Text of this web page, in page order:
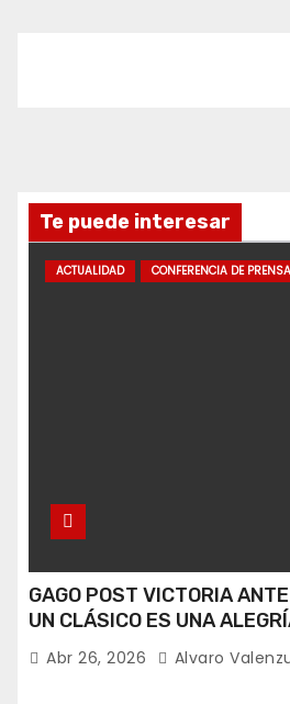
Te puede interesar
ACTUALIDAD CONFERENCIA DE PRENSA
GAGO POST VICTORIA
UN CLÁSICO ES UNA
Abr 26, 2026 Alvaro